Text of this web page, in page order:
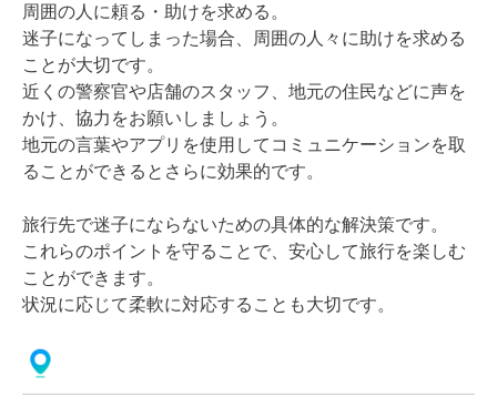
周囲の人に頼る・助けを求める。
迷子になってしまった場合、周囲の人々に助けを求める
ことが大切です。
近くの警察官や店舗のスタッフ、地元の住民などに声を
かけ、協力をお願いしましょう。
地元の言葉やアプリを使用してコミュニケーションを取
ることができるとさらに効果的です。
旅行先で迷子にならないための具体的な解決策です。
これらのポイントを守ることで、安心して旅行を楽しむ
ことができます。
状況に応じて柔軟に対応することも大切です。